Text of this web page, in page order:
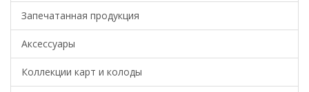
Запечатанная продукция
Аксессуары
Коллекции карт и колоды